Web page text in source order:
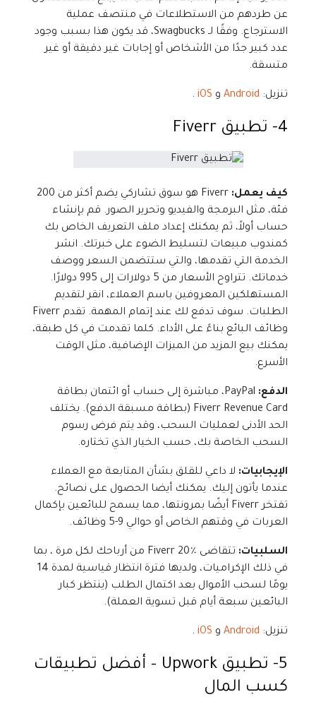
عن طردهم من الاستطلاعات في منتصف عملية
الاسترجاع. وفقًا لـ Swagbucks، قد يكون هذا بسبب وجود
عدد كبير جدًا من الأشخاص أو إجابات غير دقيقة أو غير
متسقة.
تنزيل: Android و iOS
.
4- تطبيق Fiverr
كيف يعمل:
Fiverr هو سوق تشاركي يضم أكثر من 200
فئة، مثل البرمجة والفيديو وتحرير الصور. قم بإنشاء
حساب أولاً، ثم يمكنك إعداد ملف التعريف الخاص بك
كمندوب مبيعات لتسليط الضوء على خبرتك. انشر
الخدمة التي تقدمها، والتي ستتضمن السعر ووصف
خدماتك. تتراوح الأسعار من 5 دولارات إلى 995 دولارًا.
المستهلكين المعروفين باسم العملاء، انقر لتقديم
الطلبات. سوف تدفع لك عند إتمام المهمة. تقدم Fiverr
وظائف البائع بناءً على الأداء. كلما تقدمت في كل طبقة،
يمكنك بيع المزيد من الميزات الإضافية، مثل الوقت
الأسرع.
الدفع:
PayPal، مباشرة إلى حساب أو ائتمان بطاقة
Fiverr Revenue Card (بطاقة مسبقة الدفع). يختلف
الحد الأدنى لعمليات السحب، وقد يتم فرض رسوم
السحب الخاصة بك، حسب الخيار الذي تختاره.
الإيجابيات: لا داعي للقلق بشأن المتابعة مع العملاء
عندما يأتون إليك. يمكنك أيضا الحصول على نصائح.
تفتخر Fiverr أيضًا بمرونتها، مما يسمح للبائعين بإكمال
العربات في وقتهم الخاص أو حوالي 9-5 وظائف.
السلبيات:
تتقاضى Fiverr 20٪ من أرباحك لكل مرة ، بما
في ذلك الإكراميات، ولديها فترة انتظار قياسية لمدة 14
يومًا لسحب الأموال بعد اكتمال الطلب (ينتظر كبار
البائعين سبعة أيام قبل تسوية العملة).
تنزيل: Android و iOS
.
5- تطبيق
Upwork – أفضل تطبيقات
كسب المال